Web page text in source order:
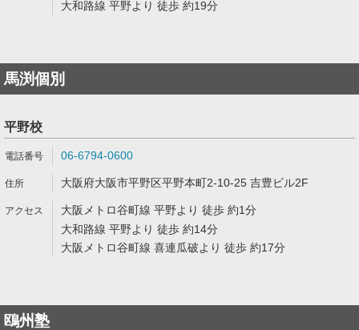
大和路線 平野より 徒歩 約19分
馬渕個別
平野校
06-6794-0600
大阪府大阪市平野区平野本町2-10-25 吉豊ビル2F
大阪メトロ谷町線 平野より 徒歩 約1分
大和路線 平野より 徒歩 約14分
大阪メトロ谷町線 喜連瓜破より 徒歩 約17分
鴎州塾